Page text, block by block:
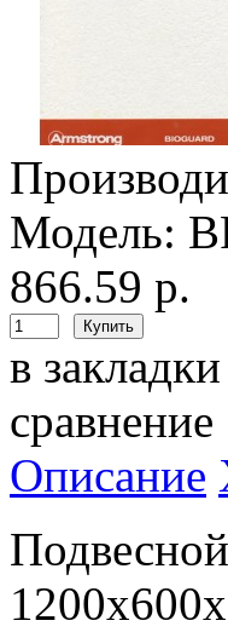
Модель:
866.59 р.
в закладки
сравнение
Описание